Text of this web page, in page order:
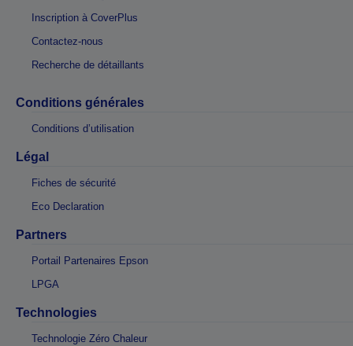
Inscription à CoverPlus
Contactez-nous
Recherche de détaillants
Conditions générales
Conditions d’utilisation
Légal
Fiches de sécurité
Eco Declaration
Partners
Portail Partenaires Epson
LPGA
Technologies
Technologie Zéro Chaleur